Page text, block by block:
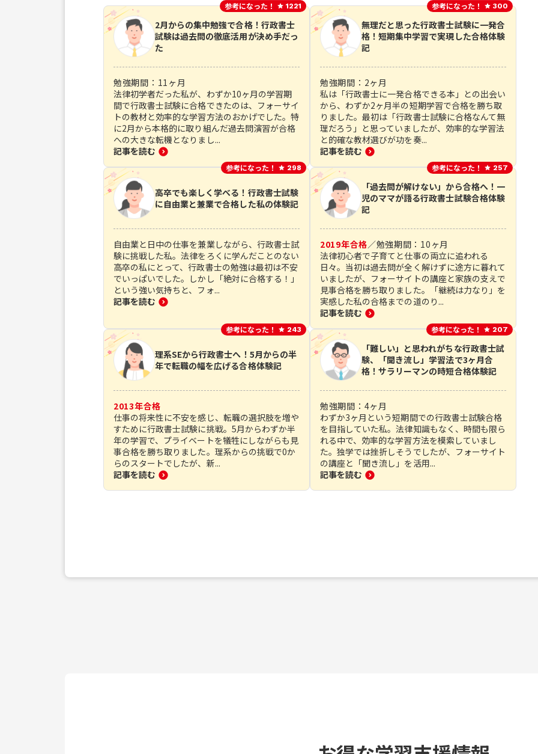
参考になった！ 1221
2月からの集中勉強で合格！行政書士
試験は過去問の徹底活用が決め手だっ
た
勉強期間： 11 ヶ月
法律初学者だった私が、わずか10ヶ月の学習期
間で行政書士試験に合格できたのは、フォーサイ
トの教材と効率的な学習方法のおかげでした。特
に2月から本格的に取り組んだ過去問演習が合格
への大きな転機となりまし...
記事を読む
参考になった！ 300
無理だと思った行政書士試験に一発合
格！短期集中学習で実現した合格体験
記
勉強期間： 2ヶ月
私は「行政書士に一発合格できる本」との出会い
から、わずか2ヶ月半の短期学習で合格を勝ち取
りました。最初は「行政書士試験に合格なんて無
理だろう」と思っていましたが、効率的な学習法
と的確な教材選びが功を奏...
記事を読む
参考になった！ 298
高卒でも楽しく学べる！行政書士試験
に自由業と兼業で合格した私の体験記
自由業と日中の仕事を兼業しながら、行政書士試
験に挑戦した私。法律をろくに学んだことのない
高卒の私にとって、行政書士の勉強は最初は不安
でいっぱいでした。しかし「絶対に合格する！」
という強い気持ちと、フォ...
記事を読む
参考になった！ 257
「過去問が解けない」から合格へ！一
児のママが語る行政書士試験合格体験
記
2019年合格／勉強期間： 10 ヶ月
法律初心者で子育てと仕事の両立に追われる
日々。当初は過去問が全く解けずに途方に暮れて
いましたが、フォーサイトの講座と家族の支えで
見事合格を勝ち取りました。「継続は力なり」を
実感した私の合格までの道のり...
記事を読む
参考になった！ 243
理系SEから行政書士へ！5月からの半
年で転職の幅を広げる合格体験記
2013年合格
仕事の将来性に不安を感じ、転職の選択肢を増や
すために行政書士試験に挑戦。5月からわずか半
年の学習で、プライベートを犠牲にしながらも見
事合格を勝ち取りました。理系からの挑戦で0か
らのスタートでしたが、新...
記事を読む
参考になった！ 207
「難しい」と思われがちな行政書士試
験、「聞き流し」学習法で3ヶ月合
格！サラリーマンの時短合格体験記
勉強期間： 4ヶ月
わずか3ヶ月という短期間での行政書士試験合格
を目指していた私。法律知識もなく、時間も限ら
れる中で、効率的な学習方法を模索していまし
た。独学では挫折しそうでしたが、フォーサイト
の講座と「聞き流し」を活用...
記事を読む